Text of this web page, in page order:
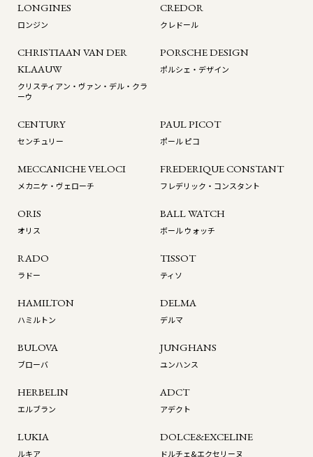
LONGINES
ロンジン
CREDOR
クレドール
CHRISTIAAN VAN DER
KLAAUW
クリスティアン・ヴァン・デル・クラ
ーウ
PORSCHE DESIGN
ポルシェ・デザイン
CENTURY
センチュリー
PAUL PICOT
ポール ピコ
MECCANICHE VELOCI
メカニケ・ヴェローチ
FREDERIQUE CONSTANT
フレデリック・コンスタント
ORIS
オリス
BALL WATCH
ボール ウォッチ
RADO
ラドー
TISSOT
ティソ
HAMILTON
ハミルトン
DELMA
デルマ
BULOVA
ブローバ
JUNGHANS
ユンハンス
HERBELIN
エルブラン
ADCT
アデクト
LUKIA
ルキア
DOLCE&EXCELINE
ドルチェ&エクセリーヌ